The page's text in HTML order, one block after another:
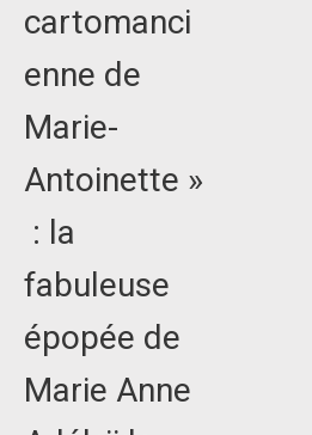
cartomanci
enne de
Marie-
Antoinette »
: la
fabuleuse
épopée de
Marie Anne